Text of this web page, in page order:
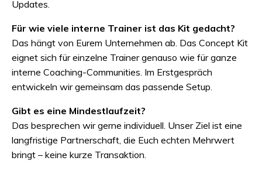
Updates.
Für wie viele interne Trainer ist das Kit gedacht?
Das hängt von Eurem Unternehmen ab. Das Concept Kit
eignet sich für einzelne Trainer genauso wie für ganze
interne Coaching-Communities. Im Erstgespräch
entwickeln wir gemeinsam das passende Setup.
Gibt es eine Mindestlaufzeit?
Das besprechen wir gerne individuell. Unser Ziel ist eine
langfristige Partnerschaft, die Euch echten Mehrwert
bringt – keine kurze Transaktion.